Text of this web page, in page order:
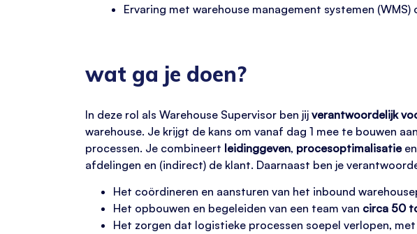
Ervaring met warehouse management systemen
wat ga je doen?
In deze rol als Warehouse Supervisor ben jij verantwoordelijk
warehouse. Je krijgt de kans om vanaf dag 1 mee te bouwen
processen. Je combineert leidinggeven, procesoptimalisatieen
afdelingen en (indirect) de klant. Daarnaast ben je
Het coördineren en aansturen van het inbound
Het opbouwen en begeleiden van een team van circa 50
Het zorgen dat logistieke processen soepel verlopen,